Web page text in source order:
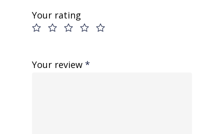
Your rating
Your review *